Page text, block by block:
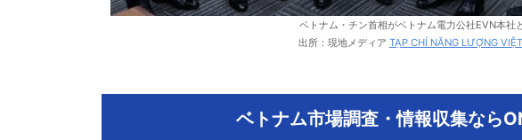
ベトナム・チン首相がベトナム電力公社EVN本社
出所：現地メディア TẠP CHÍ NĂNG LƯỢNG
ベトナム市場調査・情報収集なら